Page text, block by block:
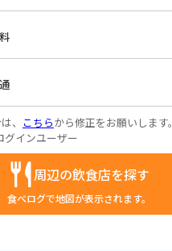
、 こちらから修正をお願いします。
グインユーザー
周辺の飲食店を探す
食べログで地図が表示されます。